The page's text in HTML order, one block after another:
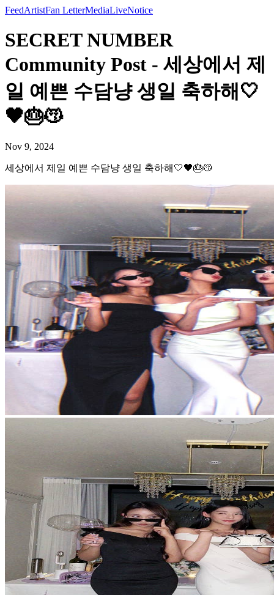
FeedArtistFan LetterMediaLiveNotice
SECRET NUMBER
Community Post - 세상에서 제
일 예쁜 수담냥 생일 축하해🤍
🖤🎂😽
Nov 9, 2024
세상에서 제일 예쁜 수담냥 생일 축하해🤍🖤🎂😽